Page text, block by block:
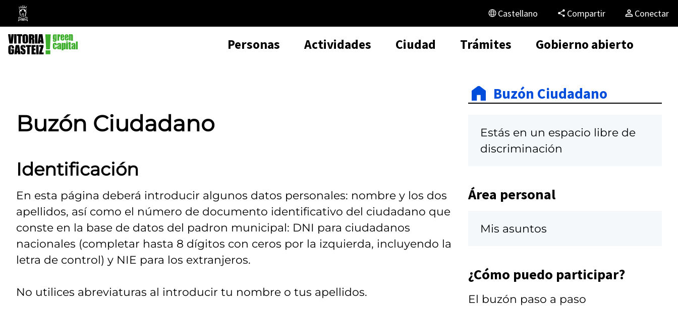
Ayuntamiento
Vitoria-
Gasteiz
Castellano Compartir Conectar
Personas Actividades Ciudad Trámites Gobierno abierto
Buzón Ciudadano
Identificación
En esta página deberá introducir algunos datos personales: nombre y los dos
apellidos, así como el número de documento identificativo del ciudadano que
conste en la base de datos del padron municipal: DNI para ciudadanos
nacionales (completar hasta 8 dígitos con ceros por la izquierda, incluyendo la
letra de control) y NIE para los extranjeros.
No utilices abreviaturas al introducir tu nombre o tus apellidos.
Buzón Ciudadano
Estás en un espacio libre de
discriminación
Área personal
Mis asuntos
¿Cómo puedo participar?
El buzón paso a paso